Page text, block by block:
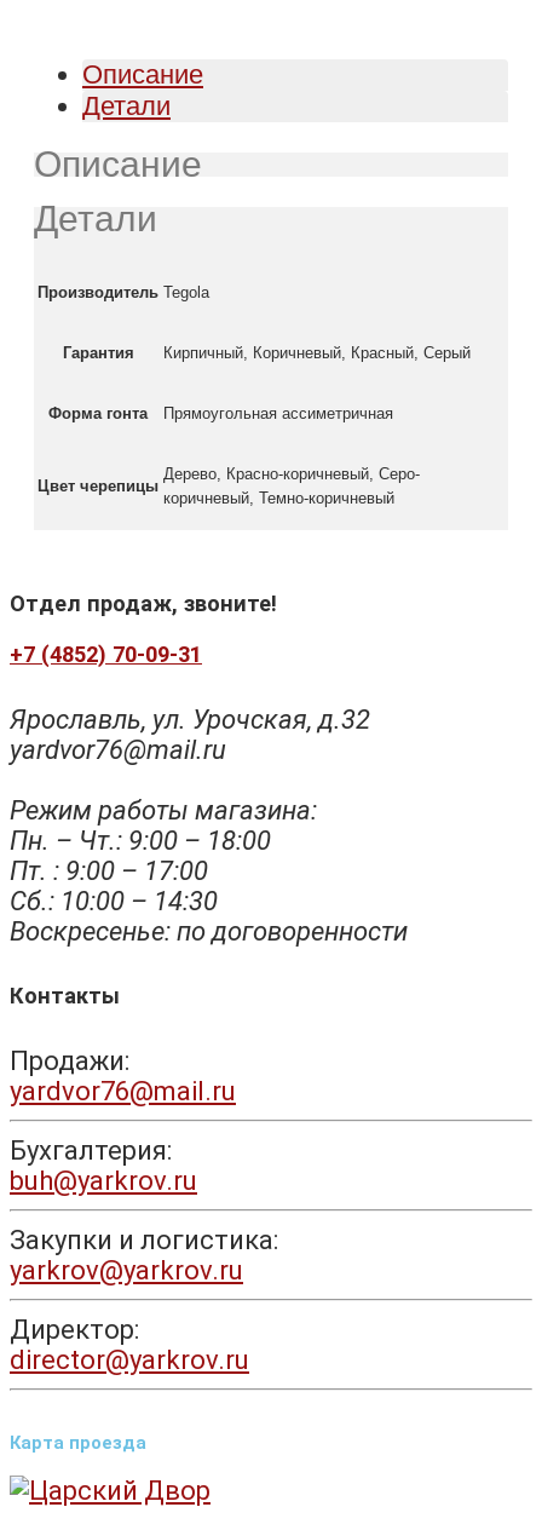
Описание
Детали
Описание
Детали
Производитель Tegola
Гарантия Кирпичный, Коричневый, Красный, Серый
Форма гонта Прямоугольная ассиметричная
Цвет черепицы
Дерево, Красно-коричневый, Серо-
коричневый, Темно-коричневый
Отдел продаж, звоните!
+7 (4852) 70-09-31
Ярославль, ул. Урочская, д.32
yardvor76@mail.ru
Режим работы магазина:
Пн. – Чт.: 9:00 – 18:00
Пт. : 9:00 – 17:00
Сб.: 10:00 – 14:30
Воскресенье: по договоренности
Контакты
Продажи:
yardvor76@mail.ru
Бухгалтерия:
buh@yarkrov.ru
Закупки и логистика:
yarkrov@yarkrov.ru
Директор:
director@yarkrov.ru
Карта проезда